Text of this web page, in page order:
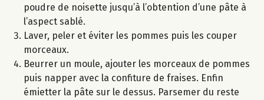
poudre de noisette jusqu’à l’obtention d’une pâte à
l’aspect sablé.
Laver, peler et éviter les pommes puis les couper
morceaux.
Beurrer un moule, ajouter les morceaux de pommes
puis napper avec la confiture de fraises. Enfin
émietter la pâte sur le dessus. Parsemer du reste